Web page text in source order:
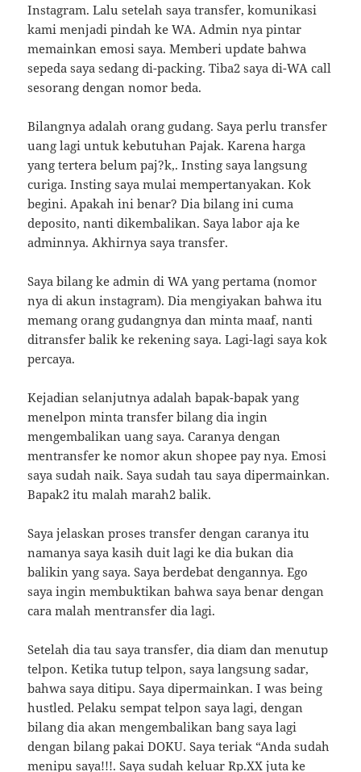
Instagram. Lalu setelah saya transfer, komunikasi
kami menjadi pindah ke WA. Admin nya pintar
memainkan emosi saya. Memberi update bahwa
sepeda saya sedang di-packing. Tiba2 saya di-WA call
sesorang dengan nomor beda.
Bilangnya adalah orang gudang. Saya perlu transfer
uang lagi untuk kebutuhan Pajak. Karena harga
yang tertera belum paj?k,. Insting saya langsung
curiga. Insting saya mulai mempertanyakan. Kok
begini. Apakah ini benar? Dia bilang ini cuma
deposito, nanti dikembalikan. Saya labor aja ke
adminnya. Akhirnya saya transfer.
Saya bilang ke admin di WA yang pertama (nomor
nya di akun instagram). Dia mengiyakan bahwa itu
memang orang gudangnya dan minta maaf, nanti
ditransfer balik ke rekening saya. Lagi-lagi saya kok
percaya.
Kejadian selanjutnya adalah bapak-bapak yang
menelpon minta transfer bilang dia ingin
mengembalikan uang saya. Caranya dengan
mentransfer ke nomor akun shopee pay nya. Emosi
saya sudah naik. Saya sudah tau saya dipermainkan.
Bapak2 itu malah marah2 balik.
Saya jelaskan proses transfer dengan caranya itu
namanya saya kasih duit lagi ke dia bukan dia
balikin yang saya. Saya berdebat dengannya. Ego
saya ingin membuktikan bahwa saya benar dengan
cara malah mentransfer dia lagi.
Setelah dia tau saya transfer, dia diam dan menutup
telpon. Ketika tutup telpon, saya langsung sadar,
bahwa saya ditipu. Saya dipermainkan. I was being
hustled. Pelaku sempat telpon saya lagi, dengan
bilang dia akan mengembalikan bang saya lagi
dengan bilang pakai DOKU. Saya teriak “Anda sudah
menipu saya!!!. Saya sudah keluar Rp.XX juta ke